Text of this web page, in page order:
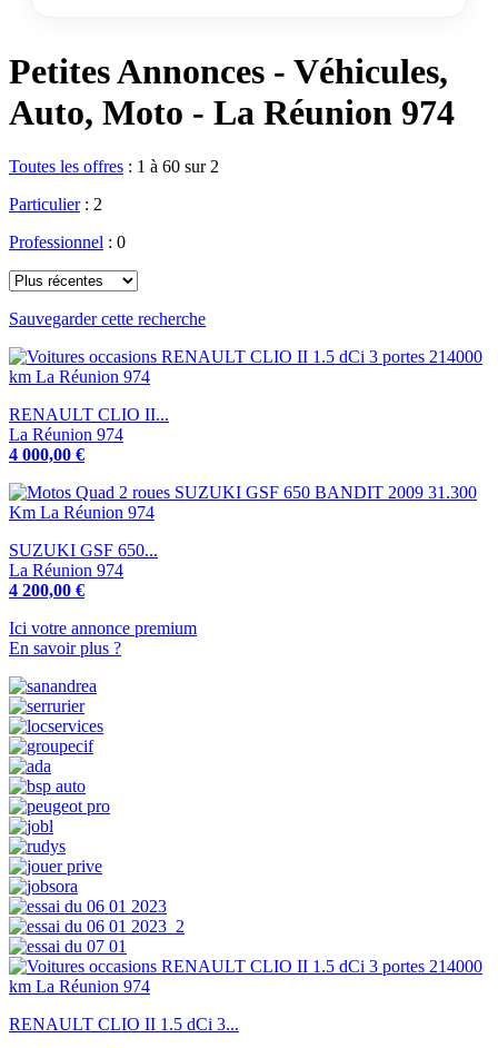
Petites Annonces - Véhicules,
Auto, Moto - La Réunion 974
Toutes les offres : 1 à 60 sur 2
Particulier: 2
Professionnel : 0
Sauvegarder cette recherche
RENAULT CLIO II...
La Réunion 974
4 000,00 €
SUZUKI GSF 650...
La Réunion 974
4 200,00 €
Ici votre annonce premium
En savoir plus ?
RENAULT CLIO II 1.5 dCi 3...